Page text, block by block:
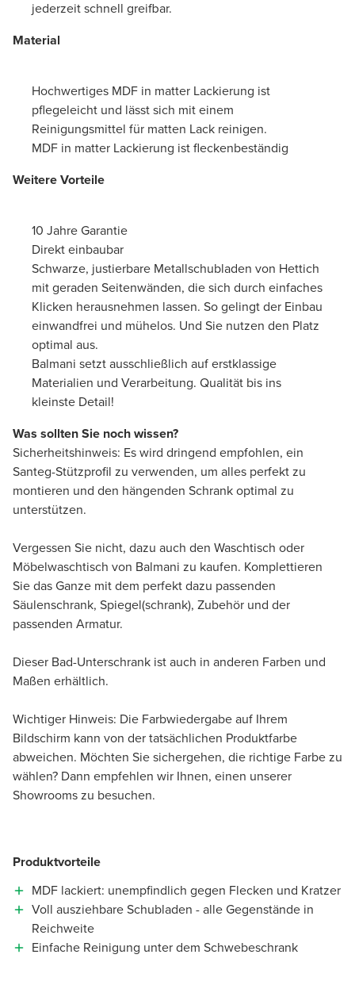
jederzeit schnell greifbar.
Material
Hochwertiges MDF in matter Lackierung ist
pflegeleicht und lässt sich mit einem
Reinigungsmittel für matten Lack reinigen.
MDF in matter Lackierung ist fleckenbeständig
Weitere Vorteile
10 Jahre Garantie
Direkt einbaubar
Schwarze, justierbare Metallschubladen von Hettich
mit geraden Seitenwänden, die sich durch einfaches
Klicken herausnehmen lassen. So gelingt der Einbau
einwandfrei und mühelos. Und Sie nutzen den Platz
optimal aus.
Balmani setzt ausschließlich auf erstklassige
Materialien und Verarbeitung. Qualität bis ins
kleinste Detail!
Was sollten Sie noch wissen?
Sicherheitshinweis: Es wird dringend empfohlen, ein
Santeg-Stützprofil zu verwenden, um alles perfekt zu
montieren und den hängenden Schrank optimal zu
unterstützen.
Vergessen Sie nicht, dazu auch den Waschtisch oder
Möbelwaschtisch von Balmani zu kaufen. Komplettieren
Sie das Ganze mit dem perfekt dazu passenden
Säulenschrank, Spiegel(schrank), Zubehör und der
passenden Armatur.
Dieser Bad-Unterschrank ist auch in anderen Farben und
Maßen erhältlich.
Wichtiger Hinweis: Die Farbwiedergabe auf Ihrem
Bildschirm kann von der tatsächlichen Produktfarbe
abweichen. Möchten Sie sichergehen, die richtige Farbe zu
wählen? Dann empfehlen wir Ihnen, einen unserer
Showrooms zu besuchen.
Produktvorteile
MDF lackiert: unempfindlich gegen Flecken und Kratzer
Voll ausziehbare Schubladen - alle Gegenstände in
Reichweite
Einfache Reinigung unter dem Schwebeschrank